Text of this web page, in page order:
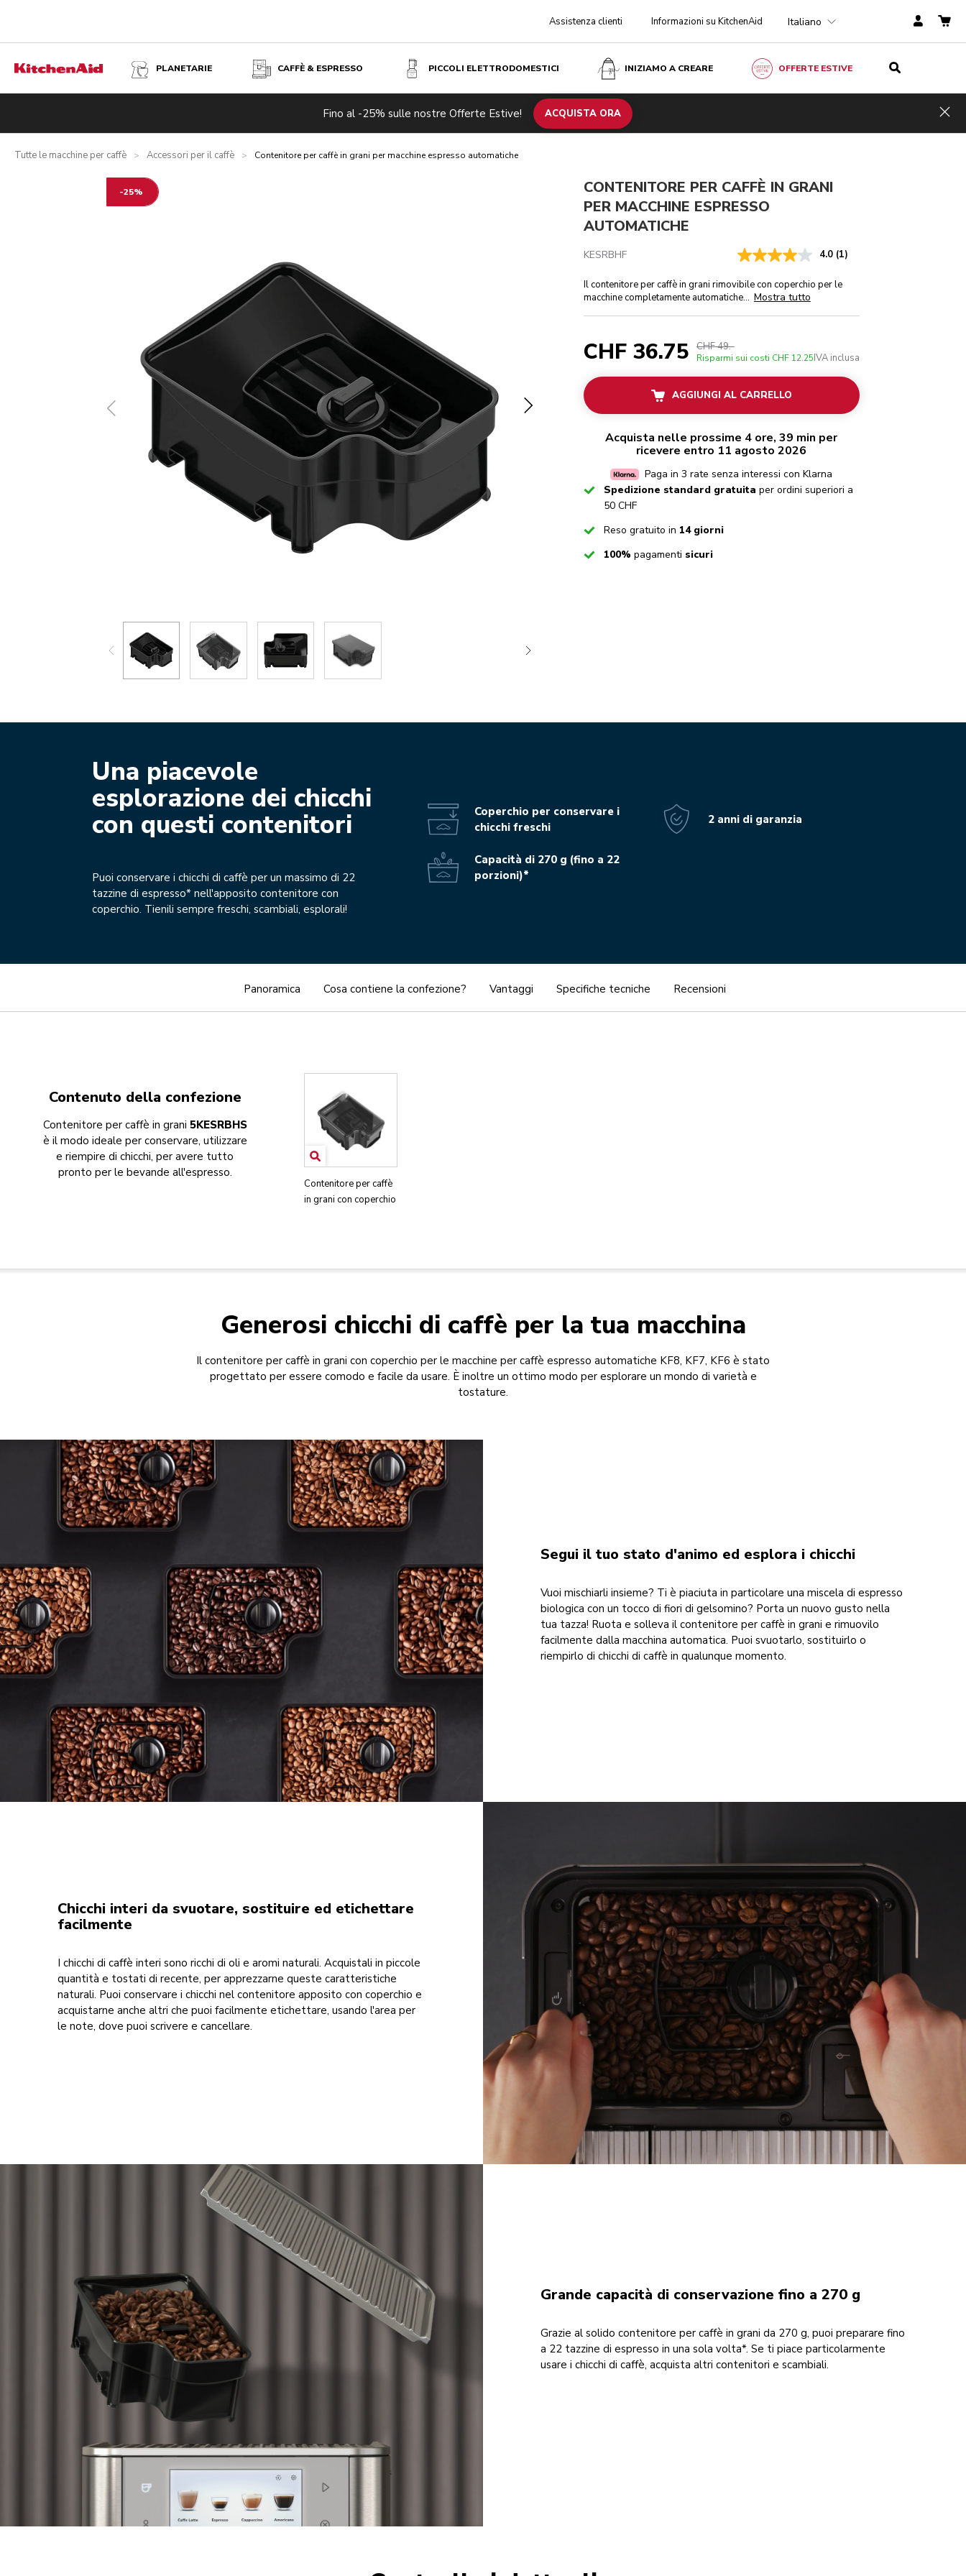
Assistenza clienti Informazioni su KitchenAid Italiano
PLANETARIE CAFFÈ & ESPRESSO PICCOLI ELETTRODOMESTICI INIZIAMO A CREARE OFFERTE ESTIVE
Fino al -25% sulle nostre Offerte Estive! ACQUISTA ORA
Tutte le macchine per caffè > Accessori per il caffè > Contenitore per caffè in grani per macchine espresso automatiche
Specifiche tecniche Recensioni
CHF 49.-
-25%
CONTENITORE PER CAFFÈ IN GRANI
PER MACCHINE ESPRESSO
AUTOMATICHE
KESRBHF 4.0 (1)
Il contenitore per caffè in grani rimovibile con coperchio per le
macchine completamente automatiche... Mostra tutto
CHF 36.75 CHF 49.-
Risparmi sui costi CHF 12.25IVA inclusa
AGGIUNGI AL CARRELLO
Acquista nelle prossime 4 ore, 39 min per
ricevere entro 11 agosto 2026
Paga in 3 rate senza interessi con Klarna
CheckedSpedizione standard gratuita per ordini superiori a
50 CHF
CheckedReso gratuito in 14 giorni
Checked
100% pagamenti sicuri
Una piacevole
esplorazione dei chicchi
con questi contenitori
Puoi conservare i chicchi di caffè per un massimo di 22
tazzine di espresso* nell'apposito contenitore con
coperchio. Tienili sempre freschi, scambiali, esplorali!
Coperchio per conservare i
chicchi freschi
Capacità di 270 g (fino a 22
porzioni)*
2 anni di garanzia
Panoramica Cosa contiene la confezione? Vantaggi Specifiche tecniche Recensioni
Contenuto della confezione
Contenitore per caffè in grani 5KESRBHS
è il modo ideale per conservare, utilizzare
e riempire di chicchi, per avere tutto
pronto per le bevande all'espresso.
Contenitore per caffè
in grani con coperchio
Generosi chicchi di caffè per la tua macchina
Il contenitore per caffè in grani con coperchio per le macchine per caffè espresso automatiche KF8, KF7, KF6 è stato
progettato per essere comodo e facile da usare. È inoltre un ottimo modo per esplorare un mondo di varietà e
tostature.
Segui il tuo stato d'animo ed esplora i chicchi
Vuoi mischiarli insieme? Ti è piaciuta in particolare una miscela di espresso
biologica con un tocco di fiori di gelsomino? Porta un nuovo gusto nella
tua tazza! Ruota e solleva il contenitore per caffè in grani e rimuovilo
facilmente dalla macchina automatica. Puoi svuotarlo, sostituirlo o
riempirlo di chicchi di caffè in qualunque momento.
Chicchi interi da svuotare, sostituire ed etichettare
facilmente
I chicchi di caffè interi sono ricchi di oli e aromi naturali. Acquistali in piccole
quantità e tostati di recente, per apprezzarne queste caratteristiche
naturali. Puoi conservare i chicchi nel contenitore apposito con coperchio e
acquistarne anche altri che puoi facilmente etichettare, usando l'area per
le note, dove puoi scrivere e cancellare.
Grande capacità di conservazione fino a 270 g
Grazie al solido contenitore per caffè in grani da 270 g, puoi preparare fino
a 22 tazzine di espresso in una sola volta*. Se ti piace particolarmente
usare i chicchi di caffè, acquista altri contenitori e scambiali.